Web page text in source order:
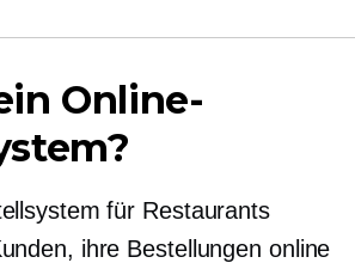
Online-
für Restaurants
ihre Bestellungen online